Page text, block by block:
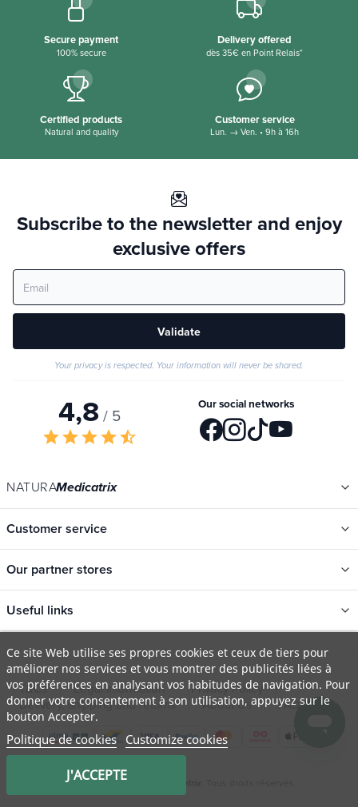
Secure payment
100% secure
Delivery offered
dès 35€ en Point Relais*
Certified products
Natural and quality
Customer service
Lun. → Ven. • 9h à 16h
Subscribe to the newsletter and enjoy
exclusive offers
Validate
Your privacy is respected. Your information will never be shared.
4,8 / 5
starstarstarstarstar_half
Our social networks
NATURAMedicatrix
Customer service
Our partner stores
Useful links
Categories
New
Promotions
Catalogs
Our brands
Job offers
Certificats bio
T&Cs Legal information
Privacy Policy
Delivery, shipping and returns
About Us FAQ
© 2009 - 2026 Natura
Ce site Web utilise ses propres cookies et ceux de tiers pour
améliorer nos services et vous montrer des publicités liées à
vos préférences en analysant vos habitudes de navigation. Pour
donner votre consentement à son utilisation, appuyez sur le
bouton Accepter.
Politique de cookies Customize cookies
J'ACCEPTE